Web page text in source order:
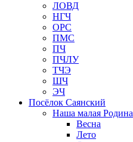
ЛОВД
НГЧ
ОРС
ПМС
ПЧ
ПЧЛУ
ТЧЭ
ШЧ
ЭЧ
Посёлок Саянский
Наша малая Родина
Весна
Лето